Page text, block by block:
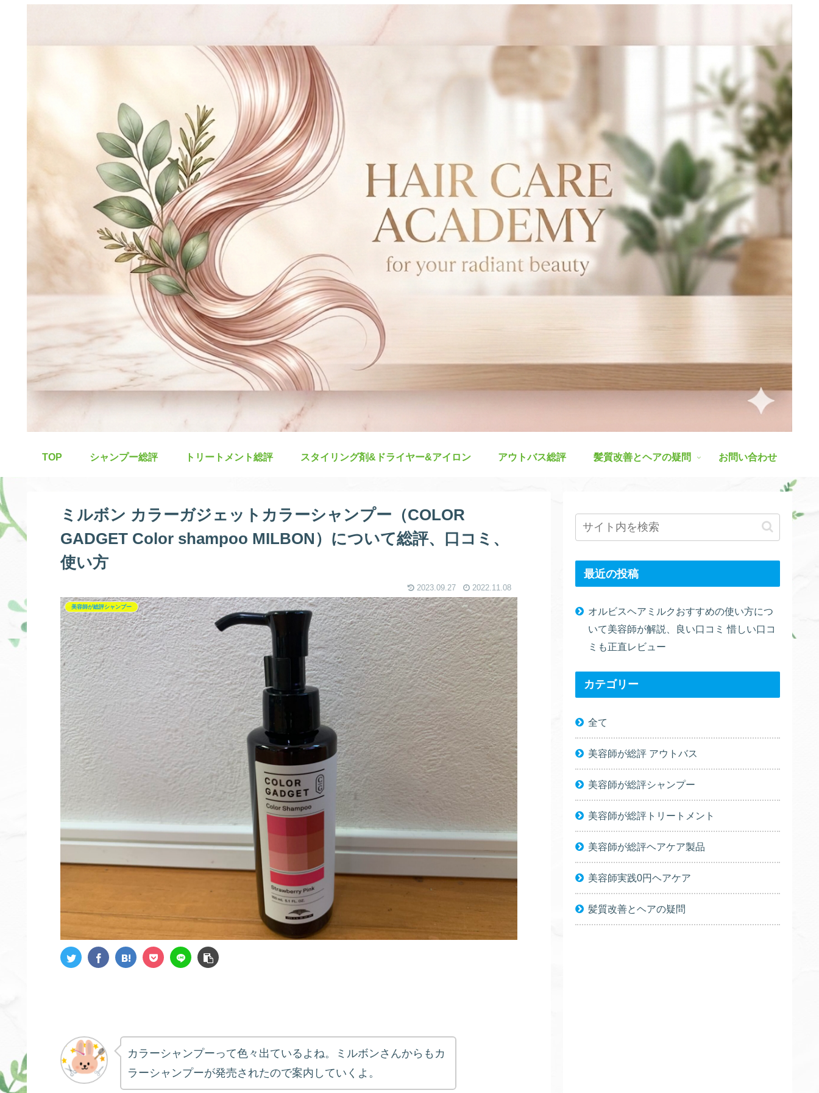
TOP シャンプー総評 トリートメント総評 スタイリング剤&ドライヤー&アイロン アウトバス総評 髪質改善とヘアの疑問 お問い合わせ
ミルボン カラーガジェットカラーシャンプー（COLOR
GADGET Color shampoo MILBON）について総評、口コミ、
使い方
2023.09.27 2022.11.08
美容師が総評シャンプー
カラーシャンプーって色々出ているよね。ミルボンさんからもカ
ラーシャンプーが発売されたので案内していくよ。
最近の投稿
オルビスヘアミルクおすすめの使い方につ
いて美容師が解説、良い口コミ 惜しい口コ
ミも正直レビュー
カテゴリー
全て
美容師が総評 アウトバス
美容師が総評シャンプー
美容師が総評トリートメント
美容師が総評ヘアケア製品
美容師実践0円ヘアケア
髪質改善とヘアの疑問